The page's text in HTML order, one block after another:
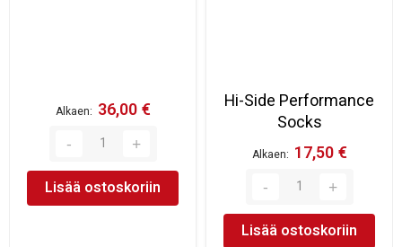
Alkaen 36,00 €
Lisää ostoskoriin
Hi-Side Performance
Socks
Alkaen 17,50 €
Lisää ostoskoriin